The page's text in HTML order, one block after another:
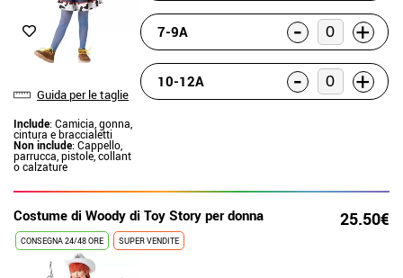
Guida per le taglie
Include: Camicia, gonna,
cintura e braccialetti
Non include: Cappello,
parrucca, pistole, collant
o calzature
7-9A - +
10-12A - +
Costume di Woody di Toy Story per donna 25.50€
CONSEGNA 24/48 ORE SUPER VENDITE